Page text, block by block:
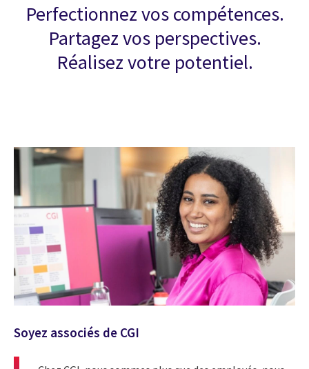
Perfectionnez vos compétences.
Partagez vos perspectives.
Réalisez votre potentiel.
Soyez associés de CGI